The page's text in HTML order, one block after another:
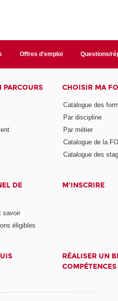
Offres d'emploi Questions/
PARCOURS CHOISIR MA
Catalogue des
Par discipline
Par métier
Catalogue de la
Catalogue des
DE
savoir
éligibles
M'INSCRIRE
RÉALISER UN
COMPÉTENCES